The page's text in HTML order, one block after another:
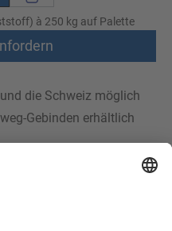
à 250 kg auf Palette
die Schweiz möglich
Gebinden erhältlich